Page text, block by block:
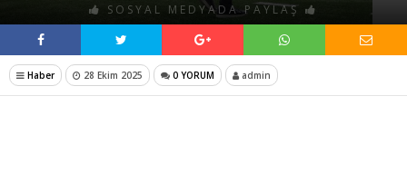
SOSYAL MEDYADA PAYLAŞ
Haber 28 Ekim 2025 0 YORUM admin